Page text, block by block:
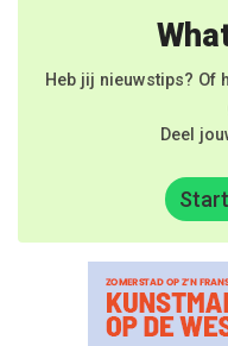
Heb jij nieuwstips? Of
Deel